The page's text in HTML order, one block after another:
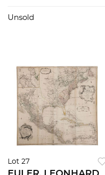
Litografía a color y
Unsold
Lot 27